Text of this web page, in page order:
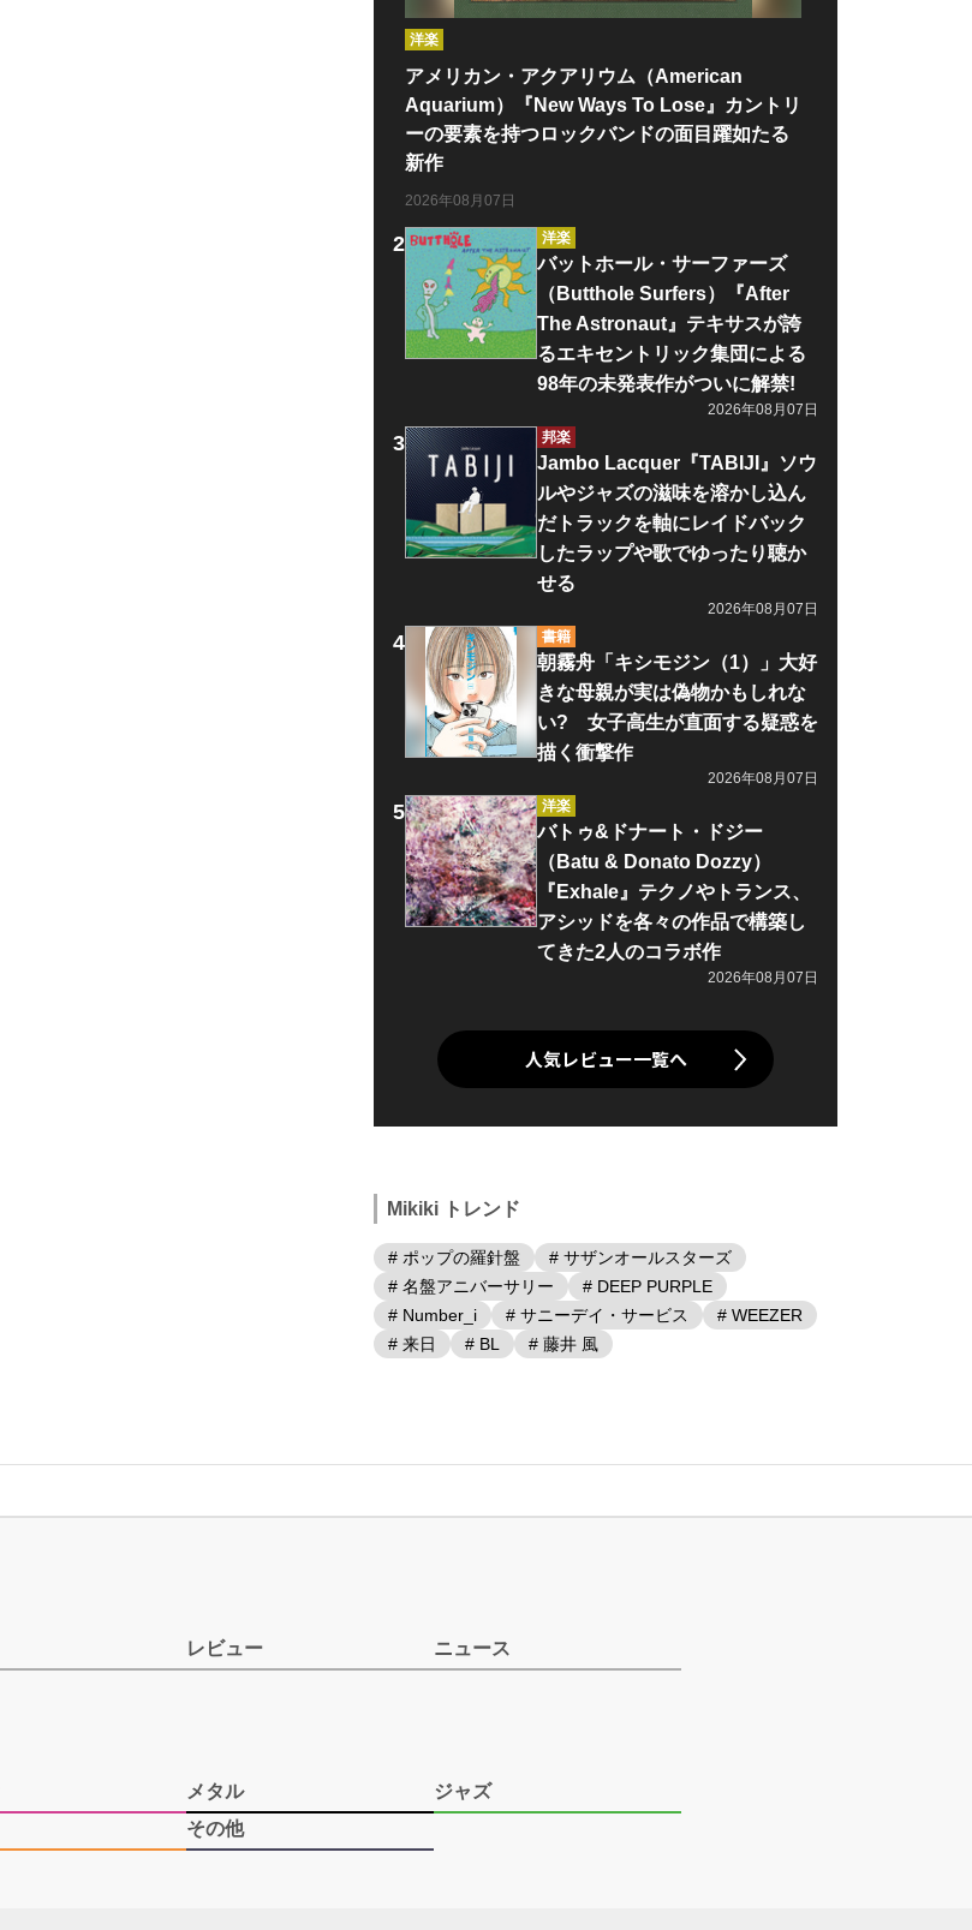
洋楽
アメリカン・アクアリウム（American
Aquarium）『New Ways To Lose』カントリ
ーの要素を持つロックバンドの面目躍如たる
新作
2026年08月07日
洋楽
バットホール・サーファーズ
（Butthole Surfers）『After
The Astronaut』テキサスが誇
るエキセントリック集団による
98年の未発表作がついに解禁!
2026年08月07日
邦楽
Jambo Lacquer『TABIJI』ソウ
ルやジャズの滋味を溶かし込ん
だトラックを軸にレイドバック
したラップや歌でゆったり聴か
せる
2026年08月07日
書籍
朝霧舟「キシモジン（1）」大好
きな母親が実は偽物かもしれな
い? 女子高生が直面する疑惑を
描く衝撃作
2026年08月07日
洋楽
バトゥ&ドナート・ドジー
（Batu & Donato Dozzy）
『Exhale』テクノやトランス、
アシッドを各々の作品で構築し
てきた2人のコラボ作
2026年08月07日
人気レビュー一覧へ
Mikiki トレンド
# ポップの羅針盤
# サザンオールスターズ
# 名盤アニバーサリー
# DEEP PURPLE
# Number_i
# サニーデイ・サービス
# WEEZER
# 来日
# BL # 藤井 風
レビュー ニュース
メタル
ジャズ
その他